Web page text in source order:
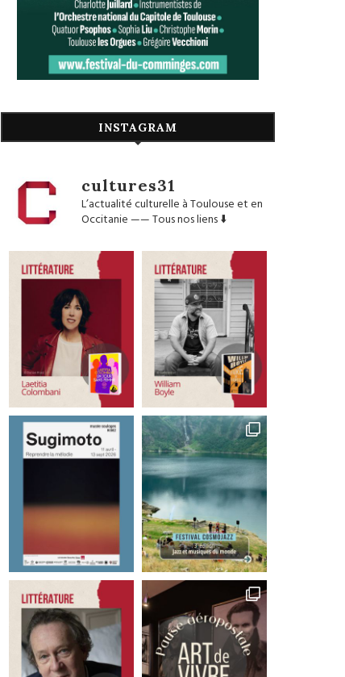
INSTAGRAM
cultures31
L’actualité culturelle à Toulouse et en
Occitanie——Tous nos liens ⬇️